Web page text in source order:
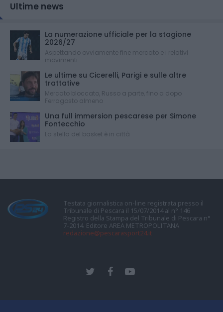
Ultime news
La numerazione ufficiale per la stagione
2026/27
Aspettando ovviamente fine mercato e i relativi
movimenti
Le ultime su Cicerelli, Parigi e sulle altre
trattative
Mercato bloccato, Russo a parte, fino a dopo
Ferragosto almeno
Una full immersion pescarese per Simone
Fontecchio
La stella del basket è in città
Testata giornalistica on-line registrata presso il
Tribunale di Pescara il 15/07/2014 al n° 146
Registro della Stampa del Tribunale di Pescara n°
7-2014. Editore AREA METROPOLITANA
redazione@pescarasport24.it